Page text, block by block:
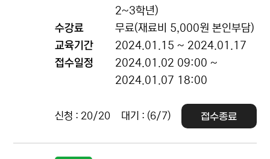
2~3학년)
수강료
무료(재료비 5,000원 본인부담)
교육기간
2024.01.15 ~ 2024.01.17
접수일정
2024.01.02 09:00 ~
2024.01.07 18:00
신청 : 20/20 대기 : (6/7) 접수종료